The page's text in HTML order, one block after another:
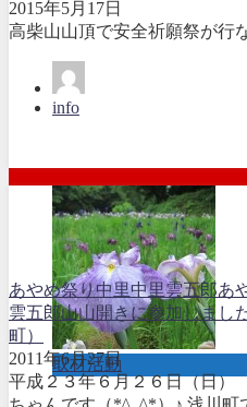
2015年5月17日
高柴山山頂で安全祈願祭が行
info
取材活動
あやめ祭り中里中里雲五郎あ
雲五郎山山開きに参加しまし
町）
2011年6月27日
平成２３年６月２６日（日